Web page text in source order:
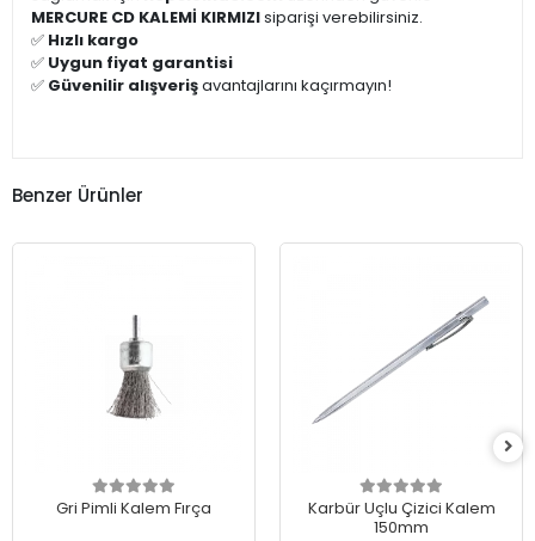
MERCURE CD KALEMİ KIRMIZIsiparişi verebilirsiniz.
✅ Hızlı kargo
✅ Uygun fiyat garantisi
✅ Güvenilir alışverişavantajlarını kaçırmayın!
Benzer Ürünler
Gri Pimli Kalem Fırça
Karbür Uçlu Çizici Kalem
150mm